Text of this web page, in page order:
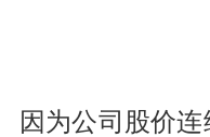
因为公司股价